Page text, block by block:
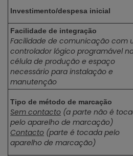
Investimento/despesa inicial
Facilidade de integração
Facilidade de comunicação com
controlador lógico programável
célula de produção e espaço
necessário para instalação e
manutenção
Tipo de método de marcação
Sem contacto (a parte não é
pelo aparelho de marcação)
Contacto (parte é tocada pelo
aparelho de marcação)